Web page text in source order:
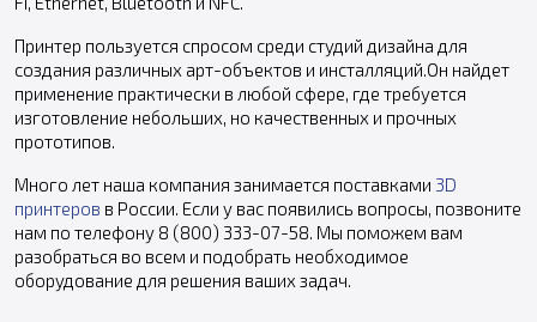
Принтер пользуется спросом среди студий дизайна для
создания различных арт-объектов и инсталляций.Он найдет
применение практически в любой сфере, где требуется
изготовление небольших, но качественных и прочных
прототипов.
Много лет наша компания занимается поставками 3D
принтеров в России. Если у вас появились вопросы, позвоните
нам по телефону 8 (800) 333-07-58. Мы поможем вам
разобраться во всем и подобрать необходимое
оборудование для решения ваших задач.